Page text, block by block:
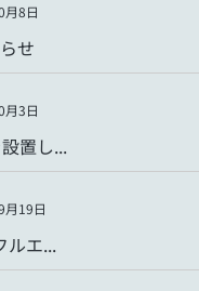
月8日
せ
月3日
置し...
月19日
ルエ...